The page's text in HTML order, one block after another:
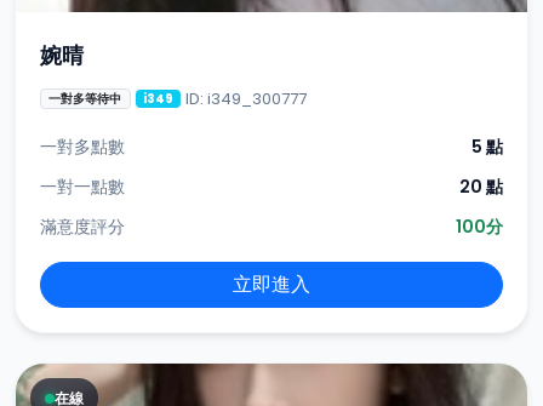
婉晴
一對多等待中 i349 ID: i349_300777
一對多點數
5 點
一對一點數
20 點
滿意度評分
100分
立即進入
在線